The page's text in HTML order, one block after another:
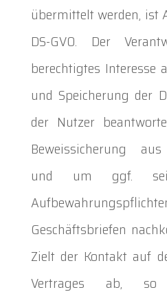
übermittelt werden, ist
DS-GVO. Der
berechtigtes Interesse
und Speicherung der
der Nutzer
Beweissicherung
und um ggf.
Geschäftsbriefen
Zielt der Kontakt auf
Vertrages ab,